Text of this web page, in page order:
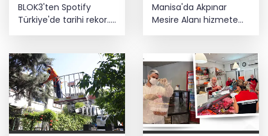
BLOK3'ten Spotify
Türkiye'de tarihi rekor...
Manisa'da Akpınar
Mesire Alanı hizmete